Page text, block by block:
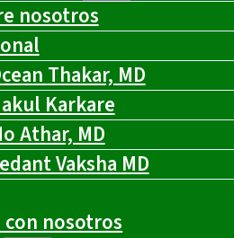
nosotros
Thakar, MD
Karkare
Athar, MD
Vaksha MD
nosotros